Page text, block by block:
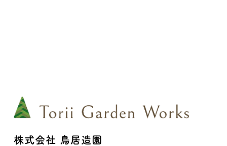
株式会社 鳥居造園